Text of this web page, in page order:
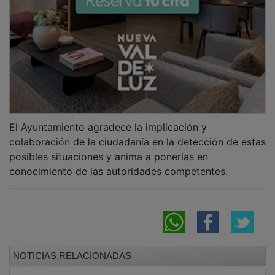
La delegada de la Junta destaca que
Guadalajara ha alcanzado en junio el máximo
histórico de afiliación a la Seguridad Social